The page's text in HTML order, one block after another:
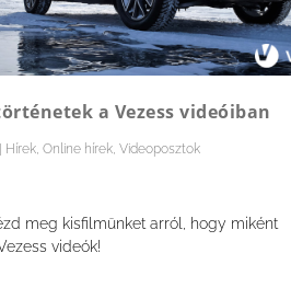
a Vezess videóiban
Hírek, Online hírek, Videoposztok
meg kisfilmünket arról, hogy miként
videók!